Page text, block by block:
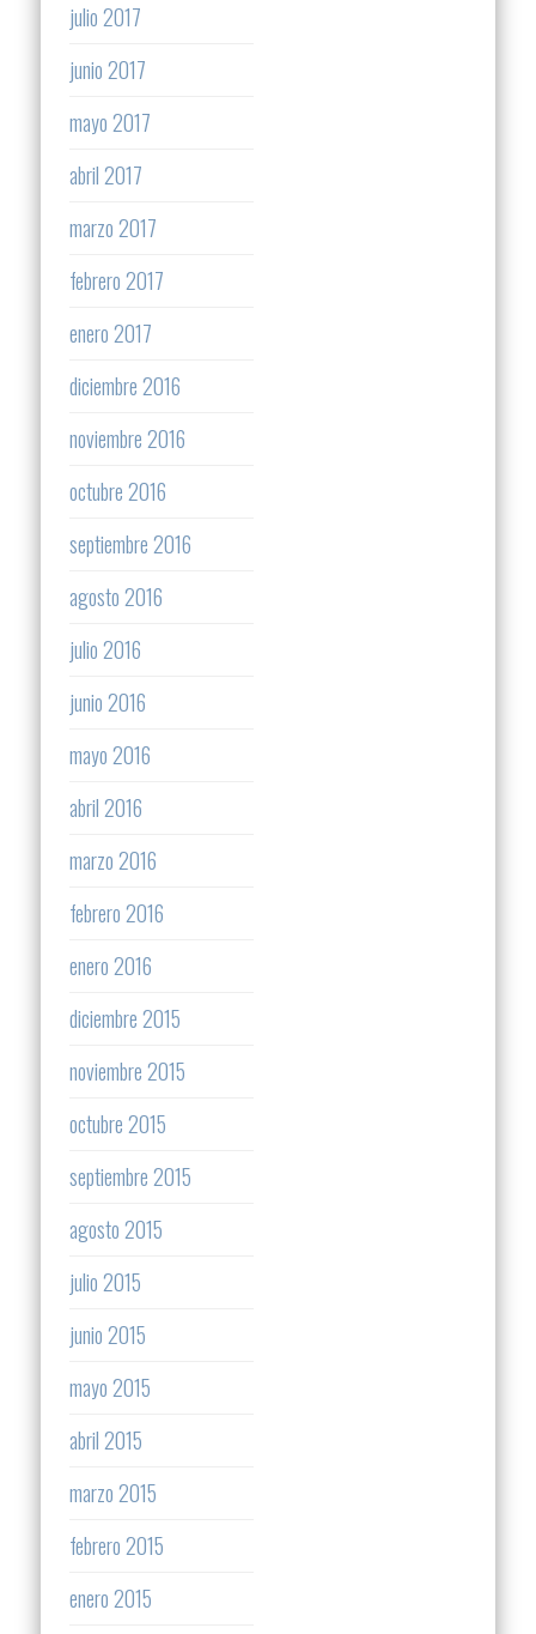
julio 2017
junio 2017
mayo 2017
abril 2017
marzo 2017
febrero 2017
enero 2017
diciembre 2016
noviembre 2016
octubre 2016
septiembre 2016
agosto 2016
julio 2016
junio 2016
mayo 2016
abril 2016
marzo 2016
febrero 2016
enero 2016
diciembre 2015
noviembre 2015
octubre 2015
septiembre 2015
agosto 2015
julio 2015
junio 2015
mayo 2015
abril 2015
marzo 2015
febrero 2015
enero 2015